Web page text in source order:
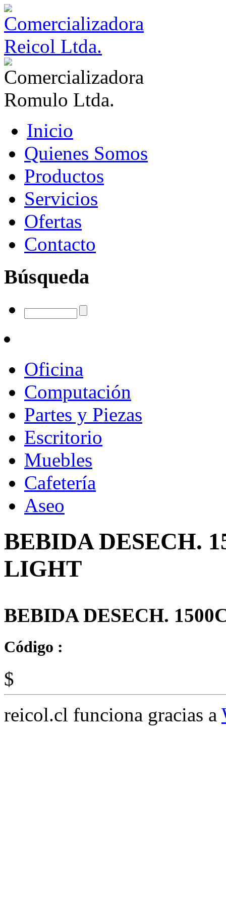
Inicio
Quienes Somos
Productos
Servicios
Ofertas
Contacto
Búsqueda
Oficina
Computación
Partes y Piezas
Escritorio
Muebles
Cafetería
Aseo
BEBIDA DESECH.
LIGHT
BEBIDA DESECH.
Código :
$
reicol.cl funciona gracias a